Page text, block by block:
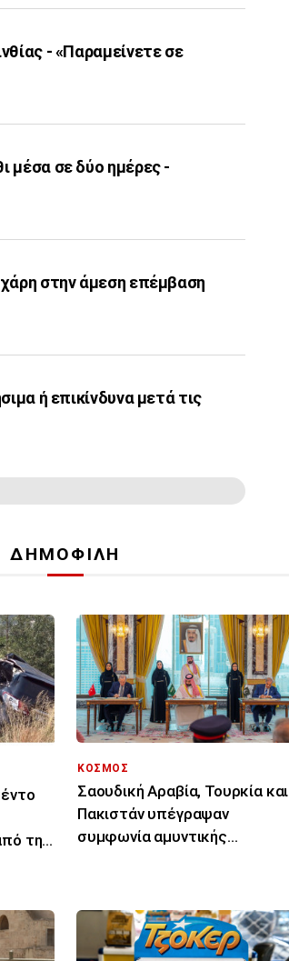
- «Παραμείνετε σε
μέσα σε δύο ημέρες -
στην άμεση επέμβαση
ή επικίνδυνα μετά τις
ΔΗΜΟΦΙΛΗ
την
ΚΟΣΜΟΣ
Σαουδική Αραβία, Τουρκία και
Πακιστάν υπέγραψαν
συμφωνία αμυντικής